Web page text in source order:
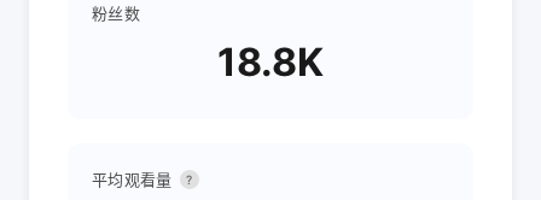
粉丝数
18.8K
平均观看量 ?